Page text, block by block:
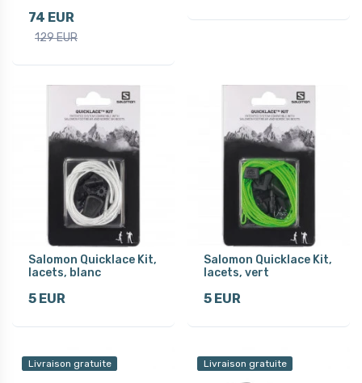
74 EUR
129 EUR
Salomon Quicklace Kit,
lacets, blanc
5 EUR
Salomon Quicklace Kit,
lacets, vert
5 EUR
Livraison gratuite Livraison gratuite